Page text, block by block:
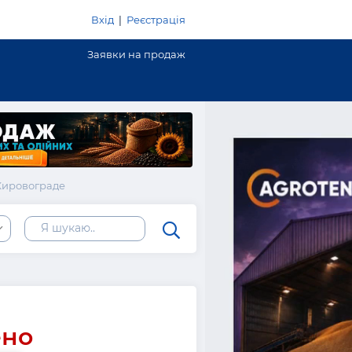
Вхід | Реєстрація
Заявки на продаж